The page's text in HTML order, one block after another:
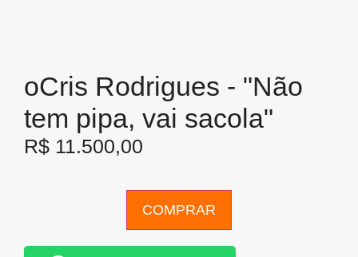
oCris Rodrigues - "Não
tem pipa, vai sacola"
R$ 11.500,00
COMPRAR